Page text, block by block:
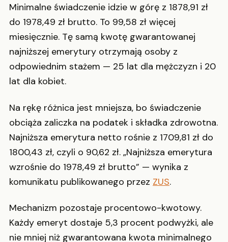
Minimalne świadczenie idzie w górę z 1878,91 zł
do 1978,49 zł brutto. To 99,58 zł więcej
miesięcznie. Tę samą kwotę gwarantowanej
najniższej emerytury otrzymają osoby z
odpowiednim stażem — 25 lat dla mężczyzn i 20
lat dla kobiet.
Na rękę różnica jest mniejsza, bo świadczenie
obciąża zaliczka na podatek i składka zdrowotna.
Najniższa emerytura netto rośnie z 1709,81 zł do
1800,43 zł, czyli o 90,62 zł. „Najniższa emerytura
wzrośnie do 1978,49 zł brutto” — wynika z
komunikatu publikowanego przez ZUS.
Mechanizm pozostaje procentowo-kwotowy.
Każdy emeryt dostaje 5,3 procent podwyżki, ale
nie mniej niż gwarantowana kwota minimalnego